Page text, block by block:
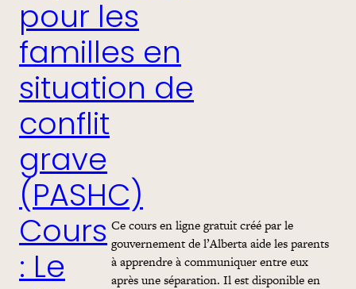
pour les
familles en
situation de
conflit
grave
(PASHC)
Cours
: Le
Ce cours en ligne gratuit créé par le
gouvernement de l’Alberta aide les parents
à apprendre à communiquer entre eux
après une séparation. Il est disponible en